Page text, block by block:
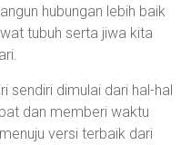
hubungan lebih baik
tubuh serta jiwa kita
sendiri dimulai dari hal-hal
dan memberi waktu
versi terbaik dari